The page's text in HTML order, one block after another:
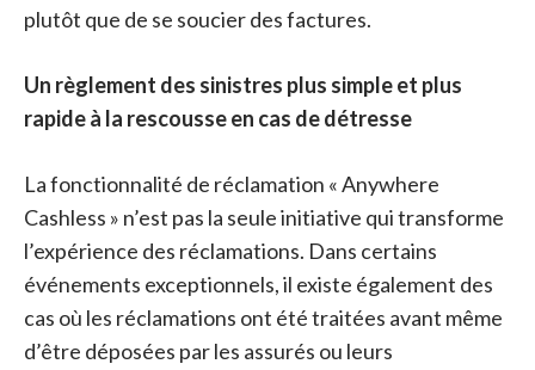
plutôt que de se soucier des factures.
Un règlement des sinistres plus simple et plus
rapide à la rescousse en cas de détresse
La fonctionnalité de réclamation « Anywhere
Cashless » n’est pas la seule initiative qui transforme
l’expérience des réclamations. Dans certains
événements exceptionnels, il existe également des
cas où les réclamations ont été traitées avant même
d’être déposées par les assurés ou leurs